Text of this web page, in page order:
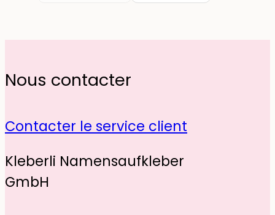
Nous contacter
Contacter le service client
Kleberli Namensaufkleber
GmbH